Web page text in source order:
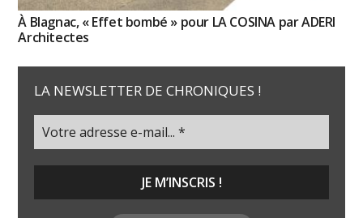
À Blagnac, « Effet bombé » pour LA COSINA par ADERI
Architectes
LA NEWSLETTER DE CHRONIQUES !